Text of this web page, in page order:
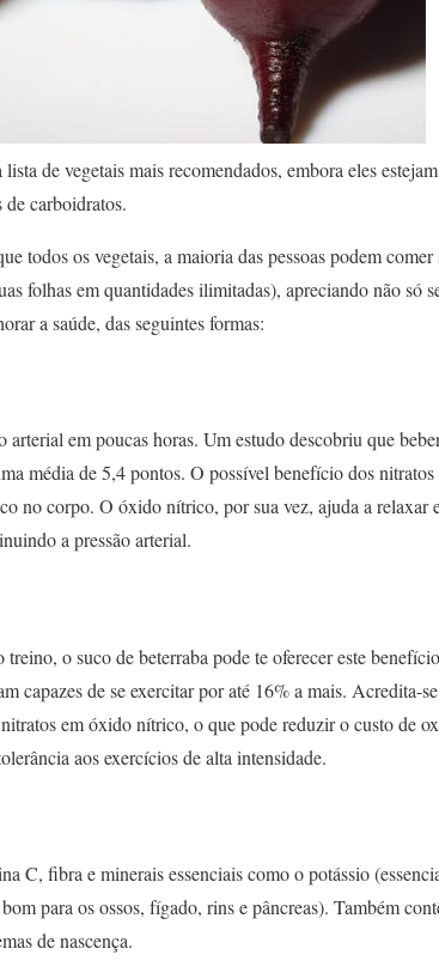
de vegetais mais recomendados, embora eles
de carboidratos.
todos os vegetais, a maioria das pessoas podem
folhas em quantidades ilimitadas), apreciando não só
a saúde, das seguintes formas:
em poucas horas. Um estudo descobriu que
média de 5,4 pontos. O possível benefício dos
no corpo. O óxido nítrico, por sua vez, ajuda a relaxar
a pressão arterial.
o suco de beterraba pode te oferecer este
capazes de se exercitar por até 16% a mais. Acredita-
em óxido nítrico, o que pode reduzir o custo de
aos exercícios de alta intensidade.
C, fibra e minerais essenciais como o potássio
para os ossos, fígado, rins e pâncreas). Também
de nascença.